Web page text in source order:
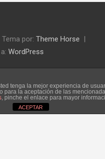
Tema por: Theme Horse
WordPress
tenga la mejor experiencia de
para la aceptación de las
, pinche el enlace para mayor
ACEPTAR